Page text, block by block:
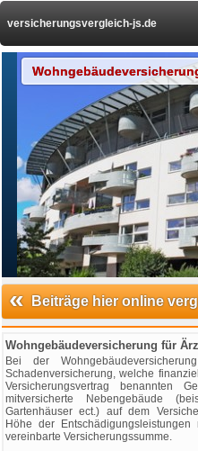
versicherungsvergleich-js.de
« Beiträge hier online
Wohngebäudeversicherung für
Bei der
Schadenversicherung, welche
Versicherungsvertrag benannten
mitversicherte Nebengebäude
Gartenhäuser ect.) auf dem
Höhe der
vereinbarte Versicherungssumme.